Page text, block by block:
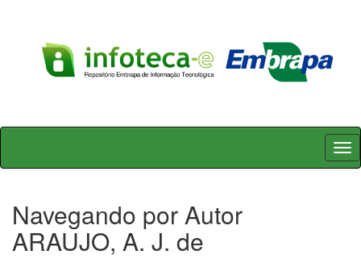
Skip
Navegando por Autor
ARAUJO, A. J. de